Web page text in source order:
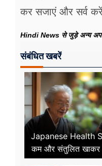
कर सजाएं और सर्व
Hindi News से जुड़े अन्य
संबंधित खबरें
Japanese Health
कम और संतुलित खाकर